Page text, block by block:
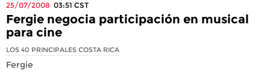
25/07/2008 03:51 CST
Fergie negocia participación en musical
para cine
LOS 40 PRINCIPALES COSTA RICA
Fergie